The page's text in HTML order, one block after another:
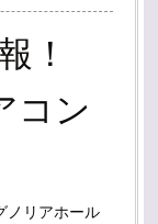
！
コン
リアホール